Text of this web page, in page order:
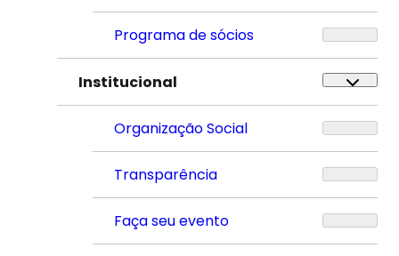
Programa de sócios
Institucional
Organização Social
Transparência
Faça seu evento